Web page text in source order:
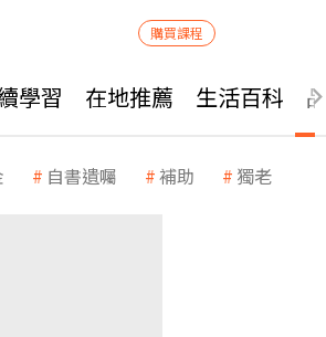
購買課程
學習 在地推薦 生活百科
自書遺囑 補助 獨老